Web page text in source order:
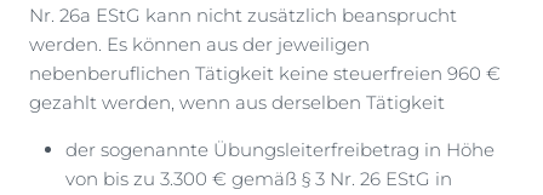
Nr. 26a EStG kann nicht zusätzlich beansprucht
werden. Es können aus der jeweiligen
nebenberuflichen Tätigkeit keine steuerfreien 960 €
gezahlt werden, wenn aus derselben Tätigkeit
der sogenannte Übungsleiterfreibetrag in Höhe
von bis zu 3.300 € gemäß § 3 Nr. 26 EStG in